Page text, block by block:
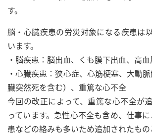
す。
脳・心臓疾患の労災対象になる疾患は
います。
・脳疾患：脳出血、くも膜下出血、高
・心臓疾患：狭心症、心筋梗塞、大動
臓突然死を含む）、重篤な心不全
今回の改正によって、重篤な心不全が
っています。急性心不全も含め、仕事
患などの絡みも多いため追加されたもの